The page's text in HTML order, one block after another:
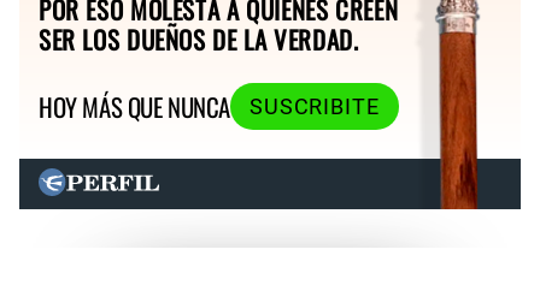
POR ESO MOLESTA A QUIENES CREEN
SER LOS DUEÑOS DE LA VERDAD.
HOY MÁS QUE NUNCA
SUSCRIBITE